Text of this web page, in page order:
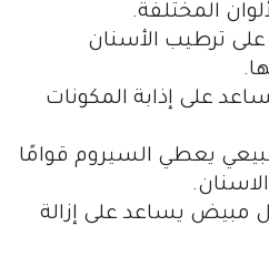
المختلفة.
ترطيب الأسنان
على إذابة المكونات
يعطي السيروم قوامًا
مبيض يساعد على إزالة